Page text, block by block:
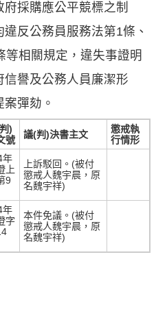
採購應公平競標之制
反公務員服務法第1條、
等相關規定，違失事證明
信譽及公務人員廉潔形
彈劾。
)
號
議(判)決書主文
懲戒執
行情形
年
上
9
上訴駁回。(被付
懲戒人魏宇晨，原
名魏宇祥)
年
字
本件免議。(被付
懲戒人魏宇晨，原
名魏宇祥)